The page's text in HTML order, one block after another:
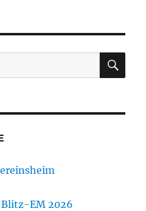
Blitz-EM 2026